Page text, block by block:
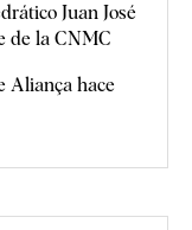
Juan José
de la CNMC
Aliança hace